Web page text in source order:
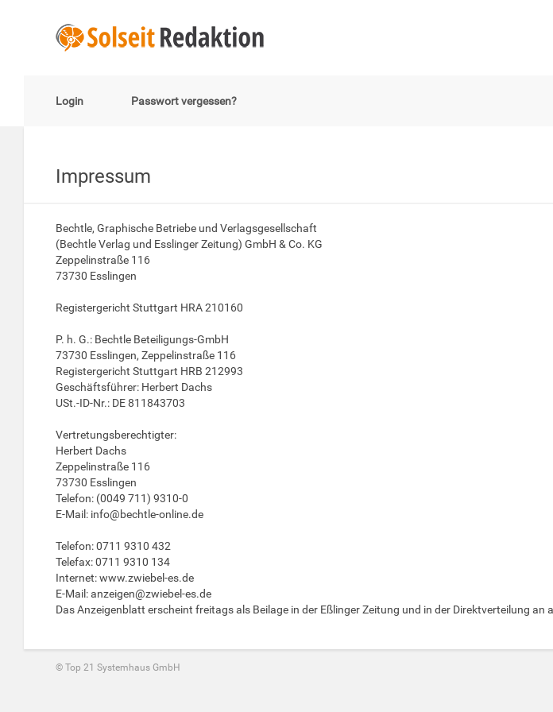
Login Passwort vergessen?
Impressum
Bechtle, Graphische Betriebe und Verlagsgesellschaft
(Bechtle Verlag und Esslinger Zeitung) GmbH & Co. KG
Zeppelinstraße 116
73730 Esslingen
Registergericht Stuttgart HRA 210160
P. h. G.: Bechtle Beteiligungs-GmbH
73730 Esslingen, Zeppelinstraße 116
Registergericht Stuttgart HRB 212993
Geschäftsführer: Herbert Dachs
USt.-ID-Nr.: DE 811843703
Vertretungsberechtigter:
Herbert Dachs
Zeppelinstraße 116
73730 Esslingen
Telefon: (0049 711) 9310-0
E-Mail: info@bechtle-online.de
Telefon: 0711 9310 432
Telefax: 0711 9310 134
Internet: www.zwiebel-es.de
E-Mail:anzeigen@zwiebel-es.de
Das Anzeigenblatt erscheint freitags als Beilage in der Eßlinger Zeitung und in der Direktverteilung an
© Top 21 Systemhaus GmbH